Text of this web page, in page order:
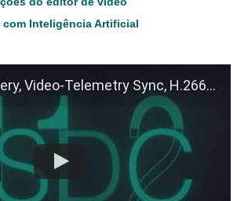
com Inteligência Artificial
Video-Telemetry Sync, H.266 (VVC)